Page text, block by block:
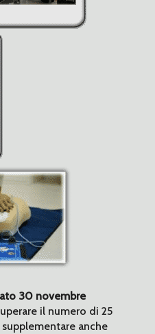
30 novembre
il numero di 25
anche